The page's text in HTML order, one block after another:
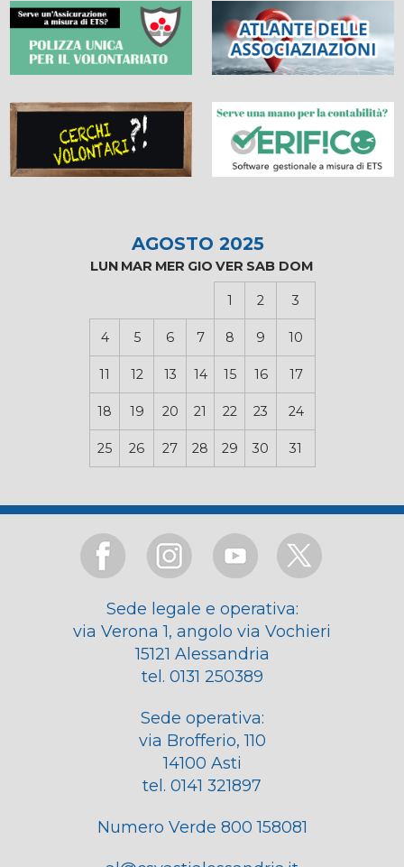
AGOSTO 2025
LUN MAR MER GIO VER SAB DOM
1 2 3
4 5 6 7 8 9 10
11 12 13 14 15 16 17
18 19 20 21 22 23 24
25 26 27 28 29 30 31
Sede legale e operativa:
via Verona 1, angolo via Vochieri
15121 Alessandria
tel. 0131 250389
Sede operativa:
via Brofferio, 110
14100 Asti
tel. 0141 321897
Numero Verde 800 158081